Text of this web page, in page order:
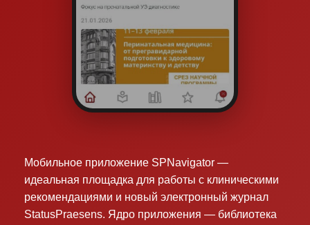
Мобильное приложение SPNavigator —
идеальная площадка для работы с клиническими
рекомендациями и новый электронный журнал
StatusPraesens. Ядро приложения — библиотека